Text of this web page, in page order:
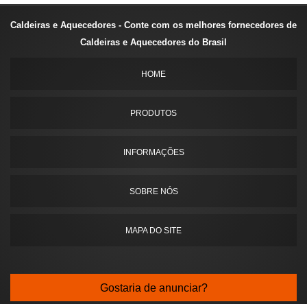
Caldeiras e Aquecedores - Conte com os melhores fornecedores de
Caldeiras e Aquecedores do Brasil
HOME
PRODUTOS
INFORMAÇÕES
SOBRE NÓS
MAPA DO SITE
Gostaria de anunciar?